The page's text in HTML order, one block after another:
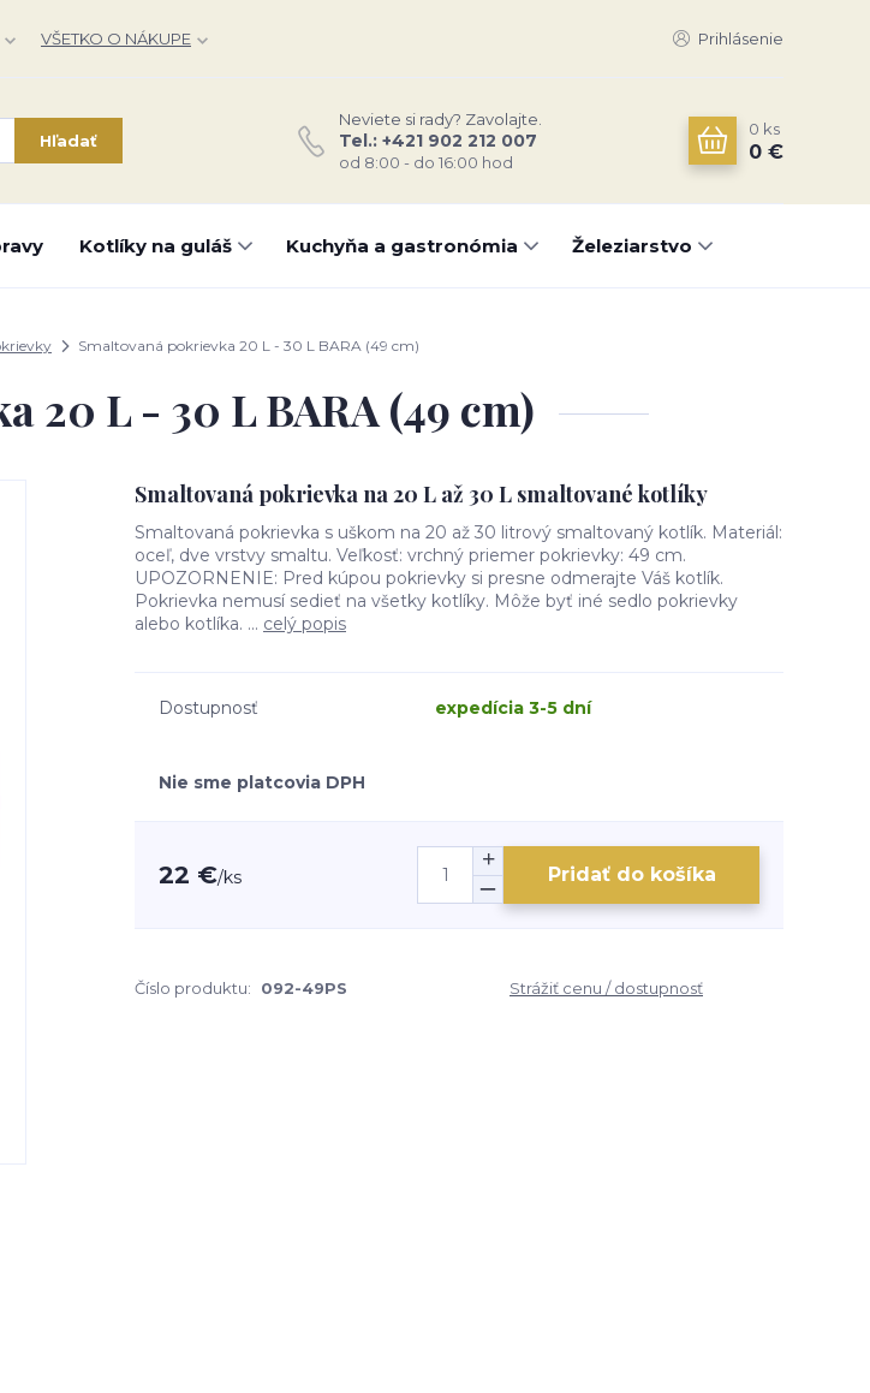
VŠETKO O NÁKUPE Prihlásenie
Hľadať
Neviete si rady? Zavolajte.
Tel.: +421 902 212 007
od 8:00 - do 16:00 hod
0 ks
0 €
Kotlíky na guláš Kuchyňa a gastronómia Železiarstvo
Smaltovaná pokrievka 20 L - 30 L BARA (49 cm)
20 L - 30 L BARA (49 cm)
Smaltovaná pokrievka na 20 L až 30 L smaltované kotlíky
Smaltovaná pokrievka s uškom na 20 až 30 litrový smaltovaný kotlík. Materiál:
oceľ, dve vrstvy smaltu. Veľkosť: vrchný priemer pokrievky: 49 cm.
UPOZORNENIE: Pred kúpou pokrievky si presne odmerajte Váš kotlík.
Pokrievka nemusí sedieť na všetky kotlíky. Môže byť iné sedlo pokrievky
alebo kotlíka. ... celý popis
Dostupnosť expedícia 3-5 dní
Nie sme platcovia DPH
22 €/ks Pridať do košíka
Číslo produktu: 092-49PS Strážiť cenu / dostupnosť